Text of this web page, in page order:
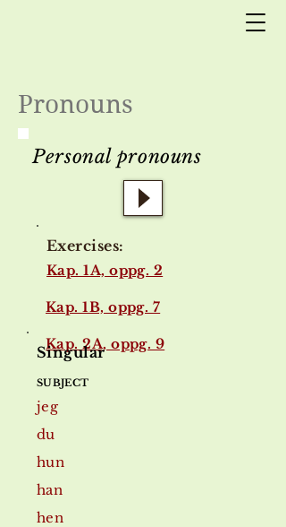
Pronouns
Personal pronouns
Exercises:
Kap. 1A, oppg. 2​
Kap. 1B, oppg. 7​​
Kap. 2A, oppg. 9​​
Singular
SUBJECT
jeg
du
hun
han
hen